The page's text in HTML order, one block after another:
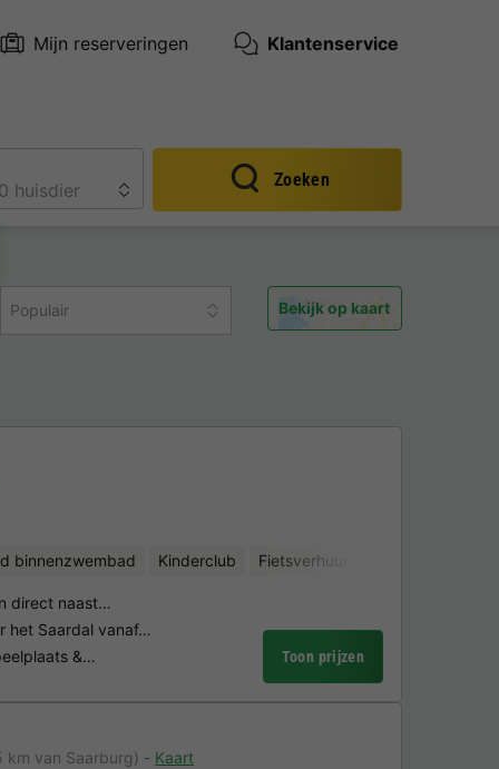
Mijn reserveringen Klantenservice
Zoeken
Populair Bekijk op kaart
binnenzwembad Kinderclub Fietsverhuur
direct naast…
het Saardal vanaf…
&…
Toon prijzen
km van Saarburg)
Kaart